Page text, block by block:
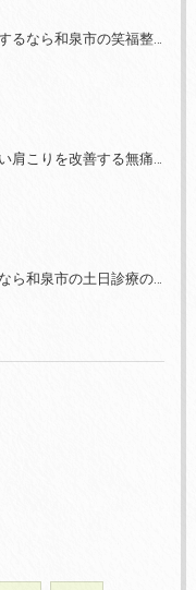
慢性腰痛を根本改善するなら和泉市の笑福整骨院【2022年11月22日の予約状況】
マッサージで治らない肩こりを改善する無痛整体和泉市笑福整骨院【2022年11月21日の予約状況】
急な痛みを改善するなら和泉市の土日診療の笑福整骨院【2022年11月20日の予約状況】